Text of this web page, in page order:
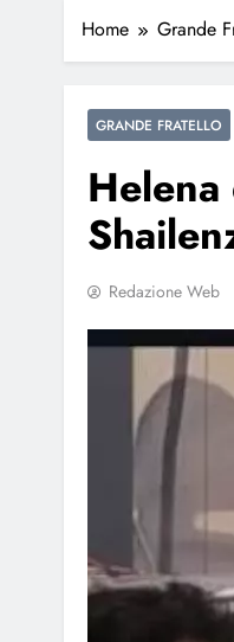
Home Grande
GRANDE FRATELLO
Redazione Web